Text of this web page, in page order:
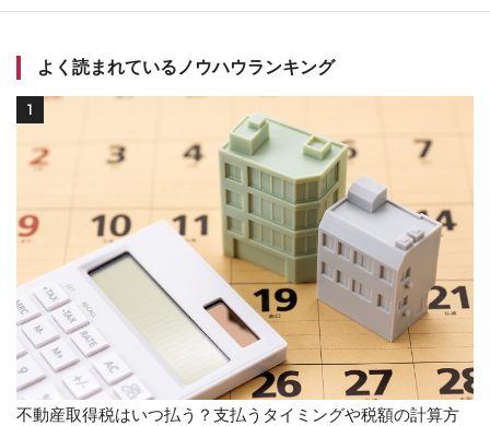
よく読まれているノウハウランキング
不動産取得税はいつ払う？支払うタイミングや税額の計算方